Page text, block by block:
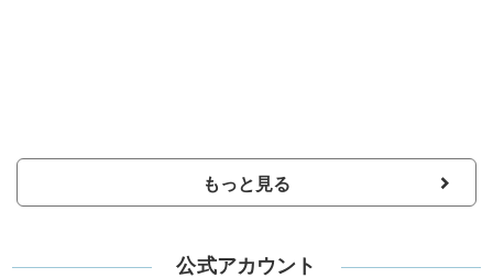
もっと見る
公式アカウント